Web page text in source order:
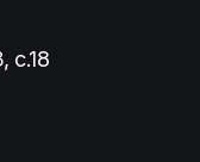
с.18